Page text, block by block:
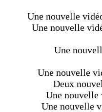
Une nouvelle
Une nouvelle
Une
Une nouvelle
Deux
Une nouvelle
Une nouvelle